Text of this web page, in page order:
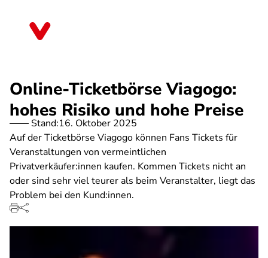
Online-Ticketbörse Viagogo:
hohes Risiko und hohe Preise
Stand:16. Oktober 2025
Auf der Ticketbörse Viagogo können Fans Tickets für
Veranstaltungen von vermeintlichen
Privatverkäufer:innen kaufen. Kommen Tickets nicht an
oder sind sehr viel teurer als beim Veranstalter, liegt das
Problem bei den Kund:innen.